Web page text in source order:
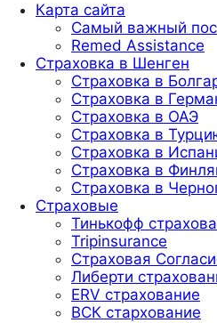
Карта сайта
Самый важный
Remed Assistance
Страховка в Шенген
Страховка в
Страховка в
Страховка в ОАЭ
Страховка в
Страховка в
Страховка в
Страховка в
Страховые
Тинькофф
Tripinsurance
Страховая
Либерти
ERV страхование
ВСК стархование